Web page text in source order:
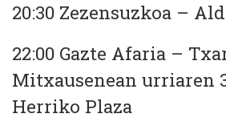
20:30 Zezensuzkoa –
22:00 Gazte Afaria –
Mitxausenean urriaren
Herriko Plaza